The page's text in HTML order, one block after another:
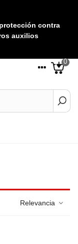
contra
auxilios
0
Relevancia